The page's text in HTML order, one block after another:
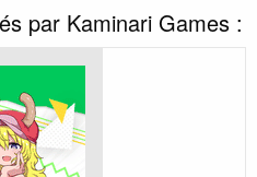
par Kaminari Games :